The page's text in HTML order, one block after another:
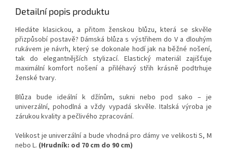
Detailní popis produktu
Hledáte klasickou, a přitom ženskou blůzu, která se skvěle
přizpůsobí postavě? Dámská blůza s výstřihem do V a dlouhým
rukávem je návrh, který se dokonale hodí jak na běžné nošení,
tak do elegantnějších stylizací. Elastický materiál zajišťuje
maximální komfort nošení a přiléhavý střih krásně podtrhuje
ženské tvary.
Blůza bude ideální k džínům, sukni nebo pod sako – je
univerzální, pohodlná a vždy vypadá skvěle. Italská výroba je
zárukou kvality a pečlivého zpracování.
Velikost je univerzální a bude vhodná pro dámy ve velikosti S, M
nebo L. (Hrudník: od 70 cm do 90 cm)